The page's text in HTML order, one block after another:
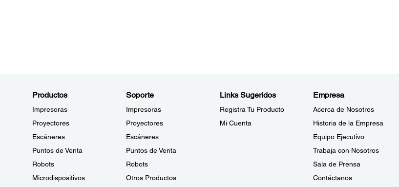
Productos
Impresoras
Proyectores
Escáneres
Puntos de Venta
Robots
Microdispositivos
Soporte
Impresoras
Proyectores
Escáneres
Puntos de Venta
Robots
Otros Productos
Links Sugeridos
Registra Tu Producto
Mi Cuenta
Empresa
Acerca de Nosotros
Historia de la Empresa
Equipo Ejecutivo
Trabaja con Nosotros
Sala de Prensa
Contáctanos